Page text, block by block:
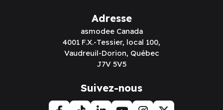
Adresse
asmodee Canada
4001 F.X.-Tessier, local 100,
Vaudreuil-Dorion, Québec
J7V 5V5
Suivez-nous